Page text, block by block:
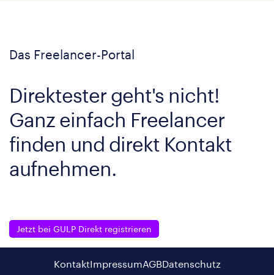
Das Freelancer-Portal
Direktester geht's nicht!
Ganz einfach Freelancer
finden und direkt Kontakt
aufnehmen.
Jetzt bei GULP Direkt registrieren
KontaktImpressumAGBDatenschutz